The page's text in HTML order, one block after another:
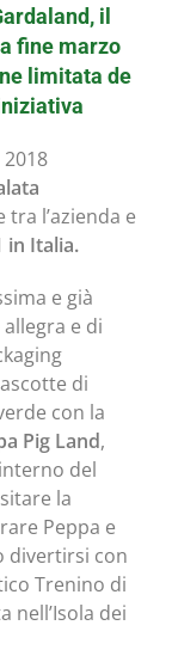
il
fine marzo
limitata de
l’azienda e
in Italia.
e già
e di
di
con la
Pig Land,
del
la
Peppa e
divertirsi con
Trenino di
nell’Isola dei